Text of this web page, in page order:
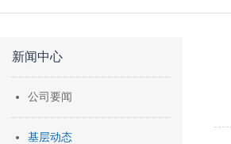
新闻中心
公司要闻
基层动态